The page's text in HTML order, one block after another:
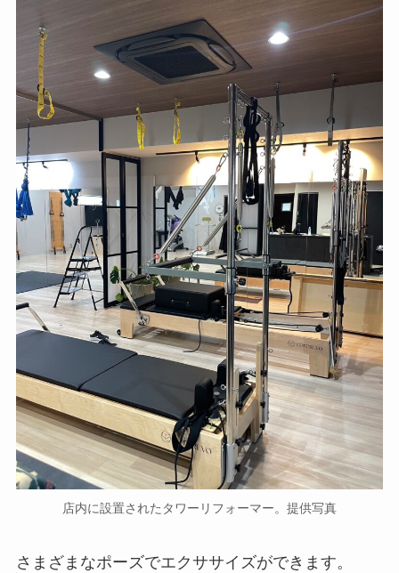
店内に設置されたタワーリフォーマー。提供写真
さまざまなポーズでエクササイズができます。